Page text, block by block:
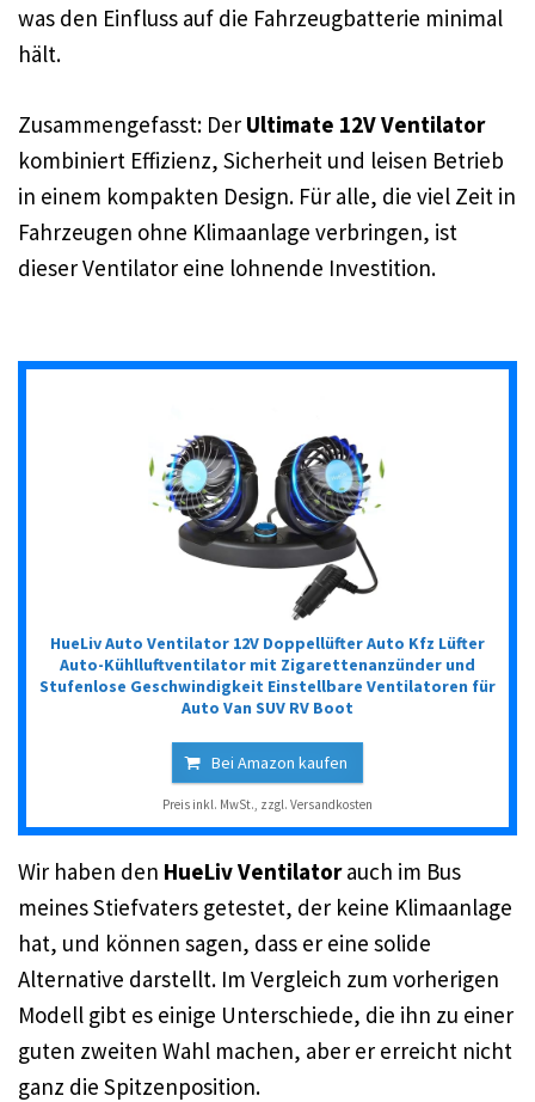
was den Einfluss auf die Fahrzeugbatterie minimal
hält.
Zusammengefasst: Der Ultimate 12V Ventilator
kombiniert Effizienz, Sicherheit und leisen Betrieb
in einem kompakten Design. Für alle, die viel Zeit in
Fahrzeugen ohne Klimaanlage verbringen, ist
dieser Ventilator eine lohnende Investition.
HueLiv Auto Ventilator 12V Doppellüfter Auto Kfz Lüfter
Auto-Kühlluftventilator mit Zigarettenanzünder und
Stufenlose Geschwindigkeit Einstellbare Ventilatoren für
Auto Van SUV RV Boot
Bei Amazon kaufen
Preis inkl. MwSt., zzgl. Versandkosten
Wir haben den HueLiv Ventilatorauch im Bus
meines Stiefvaters getestet, der keine Klimaanlage
hat, und können sagen, dass er eine solide
Alternative darstellt. Im Vergleich zum vorherigen
Modell gibt es einige Unterschiede, die ihn zu einer
guten zweiten Wahl machen, aber er erreicht nicht
ganz die Spitzenposition.